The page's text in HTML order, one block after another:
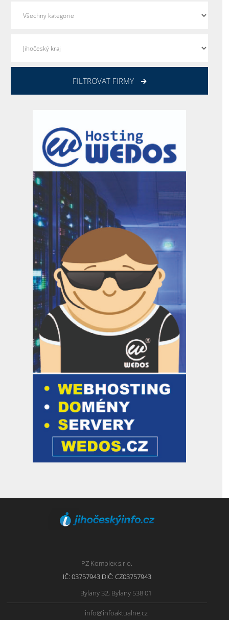
FILTROVAT FIRMY
PZ Komplex s.r.o.
IČ: 03757943 DIČ: CZ03757943
Bylany 32, Bylany 538 01
info@infoaktualne.cz